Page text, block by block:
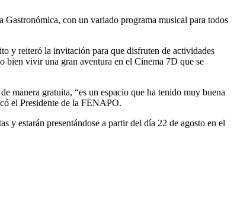
con un variado programa musical para todos
y reiteró la invitación para que disfruten de actividades
bien vivir una gran aventura en el Cinema 7D que se
manera gratuita, “es un espacio que ha tenido muy buena
el Presidente de la FENAPO.
y estarán presentándose a partir del día 22 de agosto en el